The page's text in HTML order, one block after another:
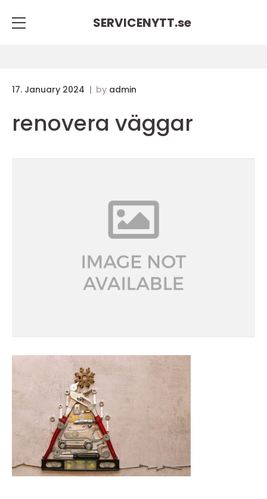
SERVICENYTT.se
17. January 2024 by admin
renovera väggar